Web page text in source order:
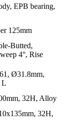
EPB bearing,
125mm
Butted,
4°, Rise
Ø31.8mm,
L
32H, Alloy
32H,